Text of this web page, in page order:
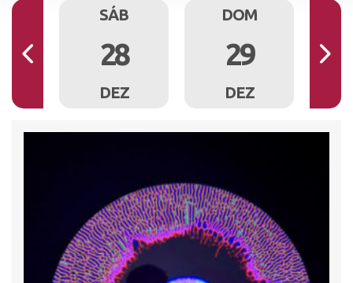
SÁB
28
DEZ
DOM
29
DEZ